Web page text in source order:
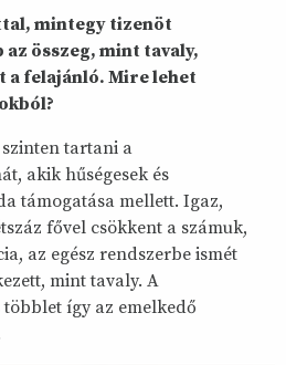
mintegy tizenöt
az összeg, mint tavaly,
a felajánló. Mire lehet
tartani a
akik hűségesek és
támogatása mellett. Igaz,
fővel csökkent a számuk,
az egész rendszerbe ismét
mint tavaly. A
így az emelkedő